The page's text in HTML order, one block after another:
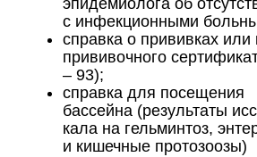
эпидемиолога об
с инфекционными
справка о прививках или
прививочного
– 93);
справка для посещения
бассейна (результаты
кала на гельминтоз,
и кишечные протозоозы)